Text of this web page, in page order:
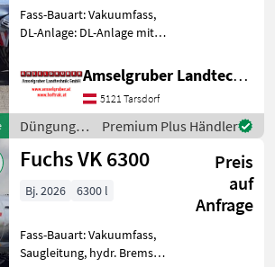
Fass-Bauart: Vakuumfass,
DL-Anlage: DL-Anlage mit
Massivität und
Langlebigkeit unschlagbar!
(Stärkste Materialstärken +
Beste Materialen und
Amselgruber Landtechnik GmbH
5121 Tarsdorf
Düngung
und
Beregnung
Premium Plus Händler
Fuchs VK 6300
Preis
auf
Anfrage
Bj. 2026 6300 l
Fass-Bauart: Vakuumfass,
Saugleitung, hydr. Bremsen,